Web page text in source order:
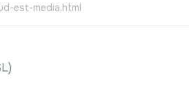
est-media.html